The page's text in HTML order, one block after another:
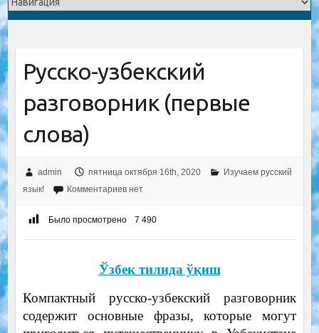
Русско-узбекский
разговорник (первые
слова)
admin пятница октября 16th, 2020
Изучаем русский
язык!
Комментариев нет
Было просмотрено 7 490
Ўзбек тилида ўқиш
Компактный русско-узбекский разговорник
содержит основные фразы, которые могут